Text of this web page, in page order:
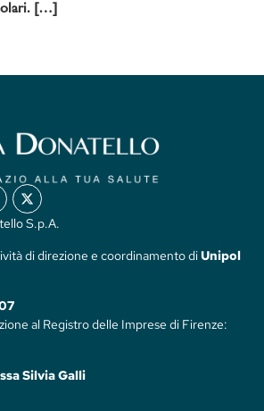
[…]
S.p.A.
di direzione e coordinamento diUnipol
al Registro delle Imprese di Firenze:
Silvia Galli